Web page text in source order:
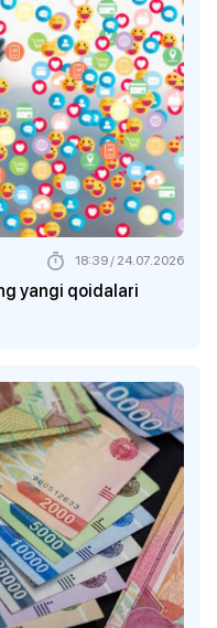
yangi qoidalari
18:39 / 24.07.2026